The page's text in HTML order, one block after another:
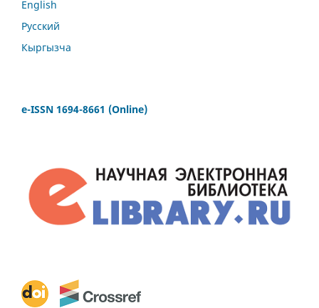
English
Русский
Кыргызча
e-ISSN 1694-8661 (Online)